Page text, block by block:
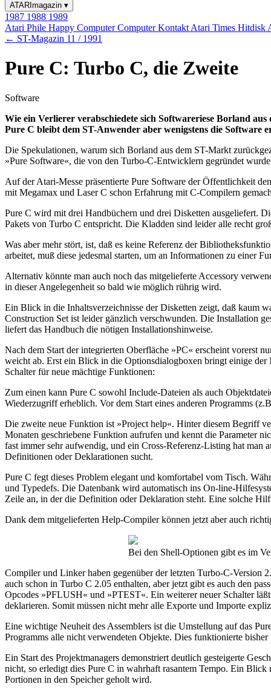
ATARImagazin ▾
1987 1988 1989
Atari Phile Happy ComputerComputer Kontakt Atari Times Hitdisk
← ST-Magazin 11 / 1991
Pure C: Turbo C, die Zweite
Software
Wie ein Verlierer verabschiedete sich Softwareriese Borland
Pure C bleibt dem ST-Anwender aber wenigstens die Software
Die Spekulationen, warum sich Borland aus dem ST-Markt
»Pure Software«, die von den Turbo-C-Entwicklern gegründet
Auf der Atari-Messe präsentierte Pure Software der Öffentlichkeit
mit Megamax und Laser C schon Erfahrung mit C-Compilern
Pure C wird mit drei Handbüchern und drei Disketten ausgeliefert.
Pakets von Turbo C entspricht. Die Kladden sind leider alle recht
Was aber mehr stört, ist, daß es keine Referenz der
arbeitet, muß diese jedesmal starten, um an Informationen zu einer
Alternativ könnte man auch noch das mitgelieferte Accessory
in dieser Angelegenheit so bald wie möglich rührig wird.
Ein Blick in die Inhaltsverzeichnisse der Disketten zeigt, daß kaum
Construction Set ist leider gänzlich verschwunden. Die Installation
liefert das Handbuch die nötigen Installationshinweise.
Nach dem Start der integrierten Oberfläche »PC« erscheint vorerst
weicht ab. Erst ein Blick in die Optionsdialogboxen bringt einige
Schalter für neue mächtige Funktionen:
Zum einen kann Pure C sowohl Include-Dateien als auch
Wiederzugriff erheblich. Vor dem Start eines anderen Programms
Die zweite neue Funktion ist »Project help«. Hinter diesem Begriff
Monaten geschriebene Funktion aufrufen und kennt die Parameter
fast immer sehr aufwendig, und ein Cross-Referenz-Listing hat man
Definitionen oder Deklarationen sucht.
Pure C fegt dieses Problem elegant und komfortabel vom Tisch.
und Typedefs. Die Datenbank wird automatisch ins On-line-
Zeile an, in der die Definition oder Deklaration steht. Eine solche
Dank dem mitgelieferten Help-Compiler können jetzt aber auch
Bei den Shell-Optionen gibt es im
Compiler und Linker haben gegenüber der letzten Turbo-C-Version
auch schon in Turbo C 2.05 enthalten, aber jetzt gibt es auch den
Opcodes »PFLUSH« und »PTEST«. Ein weiterer neuer Schalter
deklarieren. Somit müssen nicht mehr alle Exporte und Importe
Eine wichtige Neuheit des Assemblers ist die Umstellung auf das
Programms alle nicht verwendeten Objekte. Dies funktionierte
Ein Start des Projektmanagers demonstriert deutlich gesteigerte
nicht, so erledigt dies Pure C in wahrhaft rasantem Tempo. Ein
Portionen in den Speicher geholt wird.